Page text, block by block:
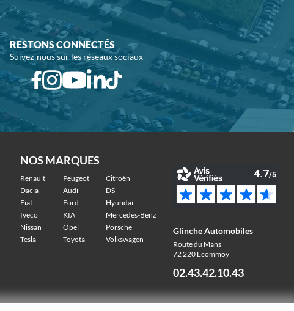
RESTONS CONNECTÉS
Suivez-nous sur les réseaux sociaux
NOS MARQUES
Renault Peugeot
Citroën
Dacia
Audi
DS
Fiat
Ford
Hyundai
Iveco
KIA
Mercedes-Benz
Nissan
Opel
Porsche
Tesla
Toyota Volkswagen
Glinche Automobiles
Route du Mans
72 220 Ecommoy
02.43.42.10.43